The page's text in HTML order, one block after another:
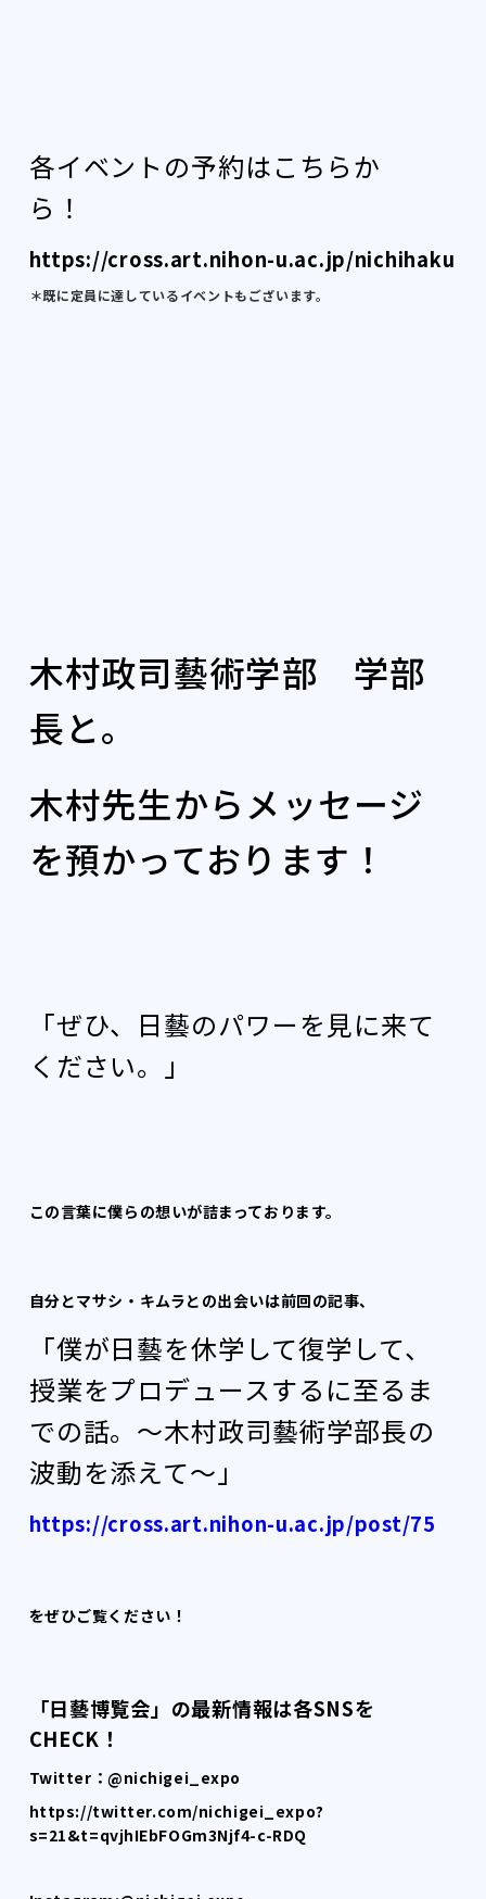
各イベントの予約はこちらか
ら！
https://cross.art.nihon-u.ac.jp/nichihaku
＊既に定員に達しているイベントもございます。
木村政司藝術学部 学部
長と。
木村先生からメッセージ
を預かっております！
「ぜひ、日藝のパワーを見に来て
ください。」
この言葉に僕らの想いが詰まっております。
自分とマサシ・キムラとの出会いは前回の記事、
「僕が日藝を休学して復学して、
授業をプロデュースするに至るま
での話。〜木村政司藝術学部長の
波動を添えて〜」
https://cross.art.nihon-u.ac.jp/post/75
をぜひご覧ください！
「日藝博覧会」の最新情報は各SNSを
CHECK！
Twitter：@nichigei_expo
https://twitter.com/nichigei_expo?
s=21&t=qvjhIEbFOGm3Njf4-c-RDQ